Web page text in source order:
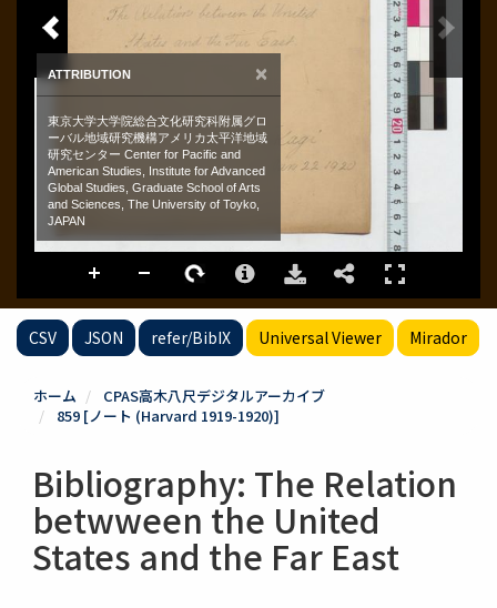
CSV JSON refer/BibIX Universal Viewer Mirador
ホーム
CPAS高木八尺デジタルアーカイブ
859 [ノート (Harvard 1919-1920)]
Bibliography: The Relation
betwween the United
States and the Far East